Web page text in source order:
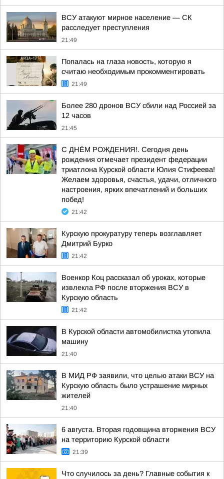
ВСУ атакуют мирное население — СК
расследует преступления
21:49
Попалась на глаза новость, которую я
считаю необходимым прокомментировать
21:49
Более 280 дронов ВСУ сбили над Россией за
12 часов
21:45
С ДНЁМ РОЖДЕНИЯ!. Сегодня день
рождения отмечает президент федерации
триатлона Курской области Юлия Стифеева!
Желаем здоровья, счастья, удачи, отличного
настроения, ярких впечатлений и больших
побед!
21:42
Курскую прокуратуру теперь возглавляет
Дмитрий Бурко
21:42
Военкор Коц рассказал об уроках, которые
извлекла РФ после вторжения ВСУ в
Курскую область
21:42
В Курской области автомобилистка утопила
машину
21:40
В МИД РФ заявили, что целью атаки ВСУ на
Курскую область было устрашение мирных
жителей
21:40
6 августа. Вторая годовщина вторжения ВСУ
на территорию Курской области
21:39
Что случилось за день? Главные события к